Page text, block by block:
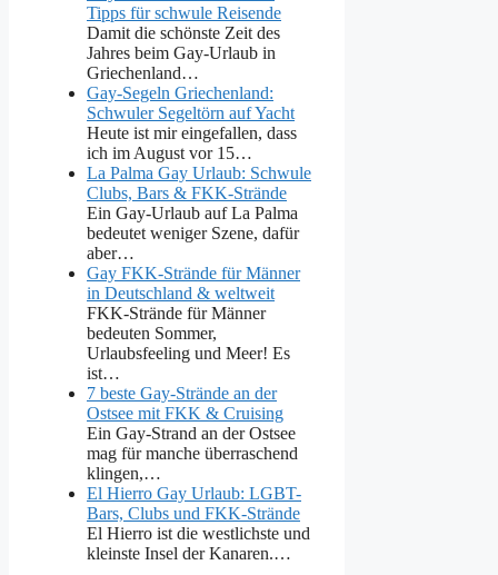
Tipps für schwule Reisende
Damit die schönste Zeit des
Jahres beim Gay-Urlaub in
Griechenland…
Gay-Segeln Griechenland:
Schwuler Segeltörn auf Yacht
Heute ist mir eingefallen, dass
ich im August vor 15…
La Palma Gay Urlaub: Schwule
Clubs, Bars & FKK-Strände
Ein Gay-Urlaub auf La Palma
bedeutet weniger Szene, dafür
aber…
Gay FKK-Strände für Männer
in Deutschland & weltweit
FKK-Strände für Männer
bedeuten Sommer,
Urlaubsfeeling und Meer! Es
ist…
7 beste Gay-Strände an der
Ostsee mit FKK & Cruising
Ein Gay-Strand an der Ostsee
mag für manche überraschend
klingen,…
El Hierro Gay Urlaub: LGBT-
Bars, Clubs und FKK-Strände
El Hierro ist die westlichste und
kleinste Insel der Kanaren.…